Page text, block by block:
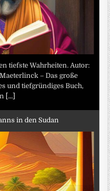
tiefste Wahrheiten. Autor:
– Das große
und tiefgründiges Buch,
[...]
in den Sudan